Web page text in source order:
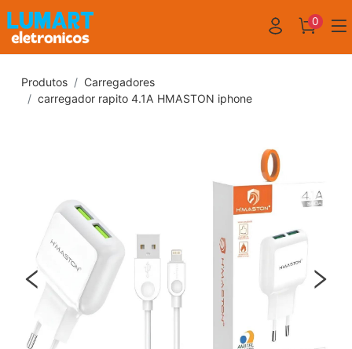
0
Produtos
Carregadores
carregador rapito 4.1A HMASTON iphone